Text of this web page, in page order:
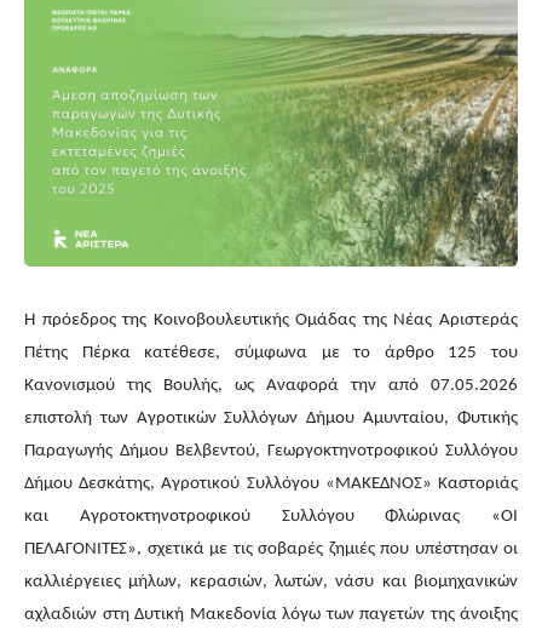
Η πρόεδρος της Κοινοβουλευτικής Ομάδας της Νέας Αριστεράς
Πέτης Πέρκα κατέθεσε, σύμφωνα με το άρθρο 125 του
Κανονισμού της Βουλής, ως Αναφορά την από 07.05.2026
επιστολή των Αγροτικών Συλλόγων Δήμου Αμυνταίου, Φυτικής
Παραγωγής Δήμου Βελβεντού, Γεωργοκτηνοτροφικού Συλλόγου
Δήμου Δεσκάτης, Αγροτικού Συλλόγου «ΜΑΚΕΔΝΟΣ» Καστοριάς
και Αγροτοκτηνοτροφικού Συλλόγου Φλώρινας «ΟΙ
ΠΕΛΑΓΟΝΙΤΕΣ», σχετικά με τις σοβαρές ζημιές που υπέστησαν οι
καλλιέργειες μήλων, κερασιών, λωτών, νάσυ και βιομηχανικών
αχλαδιών στη Δυτική Μακεδονία λόγω των παγετών της άνοιξης